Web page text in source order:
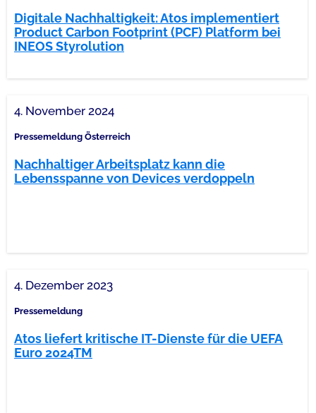
Digitale Nachhaltigkeit: Atos implementiert
Product Carbon Footprint (PCF) Platform bei
INEOS Styrolution
4. November 2024
Pressemeldung Österreich
Nachhaltiger Arbeitsplatz kann die
Lebensspanne von Devices verdoppeln
4. Dezember 2023
Pressemeldung
Atos liefert kritische IT-Dienste für die UEFA
Euro 2024TM